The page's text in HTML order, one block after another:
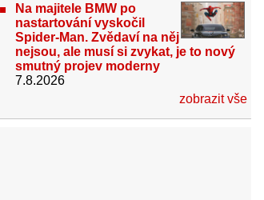
Na majitele BMW po
nastartování vyskočil
Spider-Man. Zvědaví na něj
nejsou, ale musí si zvykat, je to nový
smutný projev moderny
7.8.2026
zobrazit vše